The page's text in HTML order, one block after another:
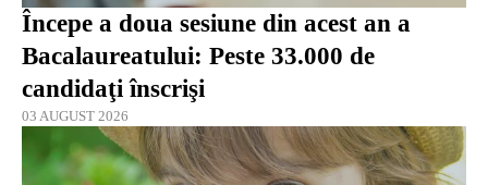
Începe a doua sesiune din acest an a
Bacalaureatului: Peste 33.000 de
candidaţi înscrişi
03 AUGUST 2026